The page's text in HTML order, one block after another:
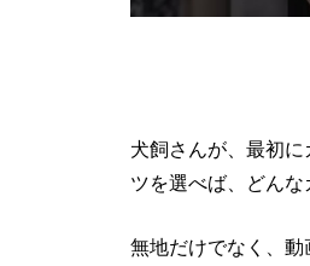
犬飼さんが、最初
ツを選べば、どんな
無地だけでなく、